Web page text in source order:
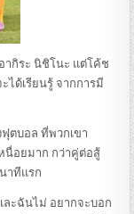
ากิระ นิชิโนะ แต่โค้ช
ได้เรียนรู้ จากการมี
ฟุตบอล ที่พวกเขา
หนื่อยมาก กว่าคู่ต่อสู้
าทีแรก
ละฉันไม่ อยากจะบอก